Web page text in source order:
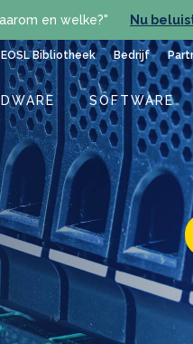
en welke?" Nu
EOSL Bibliotheek Bedrijf
SOFTWARE